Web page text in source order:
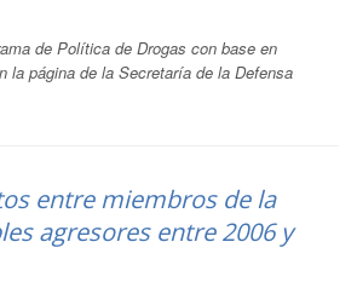
de Política de Drogas con base en
la página de la Secretaría de la Defensa
entre miembros de la
agresores entre 2006 y